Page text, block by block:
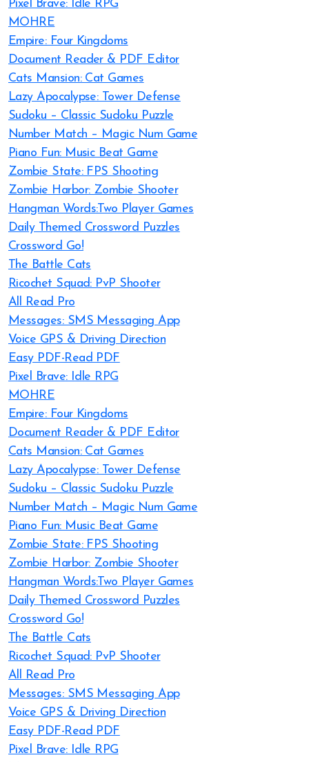
Pixel Brave: Idle RPG
MOHRE
Empire: Four Kingdoms
Document Reader & PDF Editor
Cats Mansion: Cat Games
Lazy Apocalypse: Tower Defense
Sudoku – Classic Sudoku Puzzle
Number Match – Magic Num Game
Piano Fun: Music Beat Game
Zombie State: FPS Shooting
Zombie Harbor: Zombie Shooter
Hangman Words:Two Player Games
Daily Themed Crossword Puzzles
Crossword Go!
The Battle Cats
Ricochet Squad: PvP Shooter
All Read Pro
Messages: SMS Messaging App
Voice GPS & Driving Direction
Easy PDF-Read PDF
Pixel Brave: Idle RPG
MOHRE
Empire: Four Kingdoms
Document Reader & PDF Editor
Cats Mansion: Cat Games
Lazy Apocalypse: Tower Defense
Sudoku – Classic Sudoku Puzzle
Number Match – Magic Num Game
Piano Fun: Music Beat Game
Zombie State: FPS Shooting
Zombie Harbor: Zombie Shooter
Hangman Words:Two Player Games
Daily Themed Crossword Puzzles
Crossword Go!
The Battle Cats
Ricochet Squad: PvP Shooter
All Read Pro
Messages: SMS Messaging App
Voice GPS & Driving Direction
Easy PDF-Read PDF
Pixel Brave: Idle RPG